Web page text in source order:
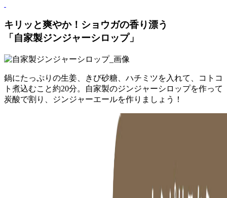
キリッと爽やか！ショウガの香り漂う
「自家製ジンジャーシロップ」
鍋にたっぷりの生姜、きび砂糖、ハチミツを入れて、コトコ
ト煮込むこと約20分。自家製のジンジャーシロップを作って
炭酸で割り、ジンジャーエールを作りましょう！